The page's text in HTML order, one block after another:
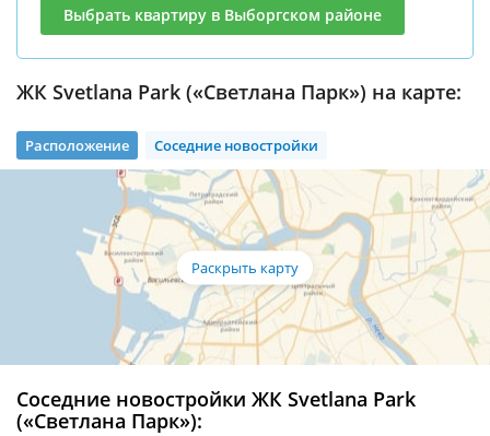
Выбрать квартиру в Выборгском районе
ЖК Svetlana Park («Светлана Парк») на карте:
Расположение Соседние новостройки
Соседние новостройки ЖК Svetlana Park
(«Светлана Парк»):